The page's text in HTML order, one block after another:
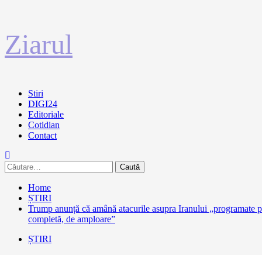
la
conținut
Ziarul
Primary
Menu
Stiri
DIGI24
Editoriale
Cotidian
Contact
Caută
după:
Home
ȘTIRI
Trump anunță că amână atacurile asupra Iranului
completă, de amploare”
ȘTIRI